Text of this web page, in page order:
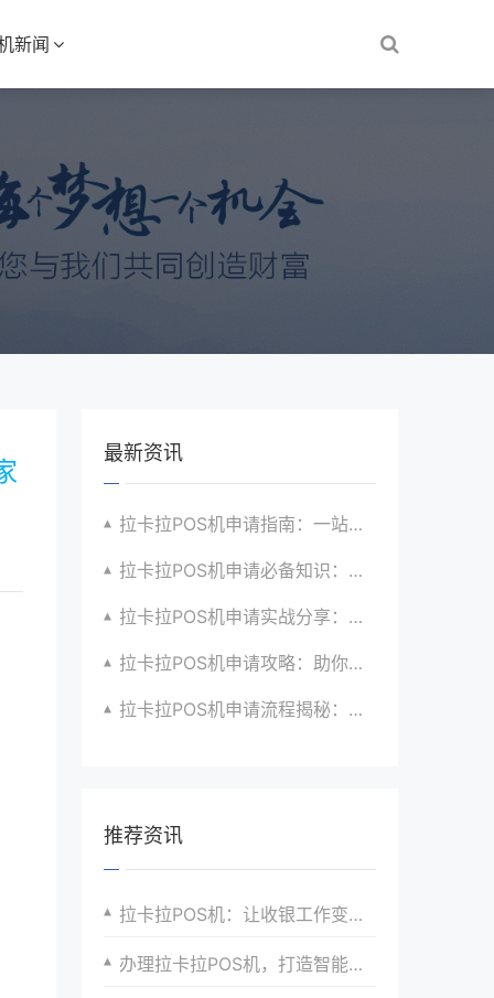
新闻
最新资讯
拉卡拉POS机申请指南：一站式解决商户支付升级、智能化与创新需求
拉卡拉POS机申请必备知识：全面了解政策、市场、技术与创新趋势
拉卡拉POS机申请实战分享：如何借助支付创新技术提升商户运营效益与效率
拉卡拉POS机申请攻略：助你打造个性化、差异化支付体验以提升竞争力
拉卡拉POS机申请流程揭秘：紧跟支付技术创新步伐，抢占市场先机
推荐资讯
拉卡拉POS机：让收银工作变得轻松简单
办理拉卡拉POS机，打造智能收银新时代，引领支付潮流